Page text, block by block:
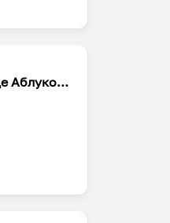
Симбирские апартаменты на улице Аблукова 22